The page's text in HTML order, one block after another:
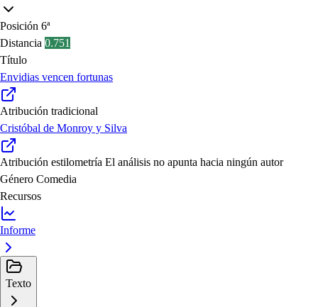
Posición 6ª
Distancia 0.751
Título
Envidias vencen fortunas
Atribución tradicional
Cristóbal de Monroy y Silva
Atribución estilometría El análisis no apunta hacia ningún autor
Género Comedia
Recursos
Informe
Texto